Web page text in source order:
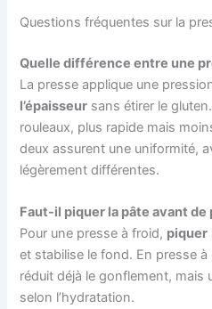
Questions fréquentes sur la
Quelle différence entre une
La presse applique une
l’épaisseur sans étirer le
rouleaux, plus rapide mais
deux assurent une uniformité,
légèrement différentes.
Faut-il piquer la pâte avant de
Pour une presse à froid, piquer
et stabilise le fond. En presse
réduit déjà le gonflement, mais
selon l’hydratation.